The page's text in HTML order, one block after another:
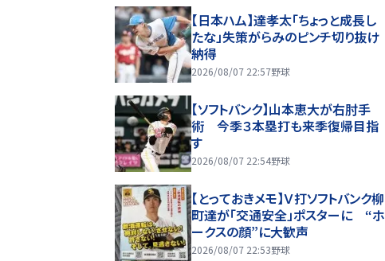
【日本ハム】達孝太「ちょっと成長し
たな」失策がらみのピンチ切り抜け
納得
2026/08/07 22:57野球
【ソフトバンク】山本恵大が右肘手
術 今季３本塁打も来季復帰目指
す
2026/08/07 22:54野球
【とっておきメモ】Ｖ打ソフトバンク柳
町達が「交通安全」ポスターに “ホ
ークスの顔”に大歓声
2026/08/07 22:53野球